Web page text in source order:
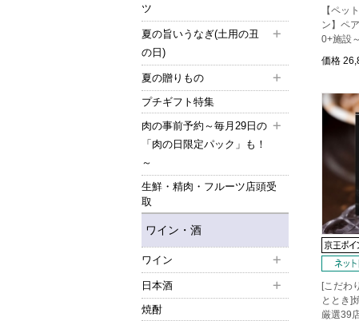
ツ
夏の旨いうなぎ(土用の丑
の日)
夏の贈りもの
プチギフト特集
肉の事前予約～毎月29日の
「肉の日限定パック」も！
～
生鮮・精肉・フルーツ店頭受
取
ワイン・酒
ワイン
日本酒
焼酎
【ペッ
ン】ペ
0+施設～
価格
[こだわ
ととき]
厳選39